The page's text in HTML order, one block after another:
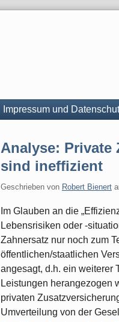
Impressum und
Analyse: Private
sind ineffizient
Geschrieben von Robert Bienert
Im Glauben an die
Lebensrisiken oder -
Zahnersatz nur noch zum
öffentlichen/staatlichen
angesagt, d.h. ein weiterer
Leistungen herangezogen
privaten
Umverteilung von der